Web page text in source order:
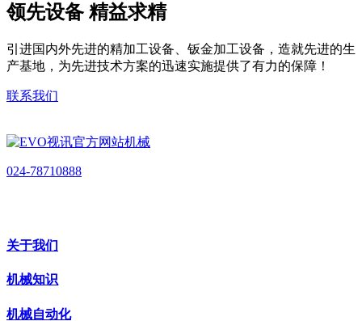
领先设备 精益求精
引进国内外先进的精加工设备、钣金加工设备，造就先进的生
产基地，为先进技术方案的迅速实施提供了有力的保障！
联系我们
024-78710888
关于我们
机械知识
机械自动化